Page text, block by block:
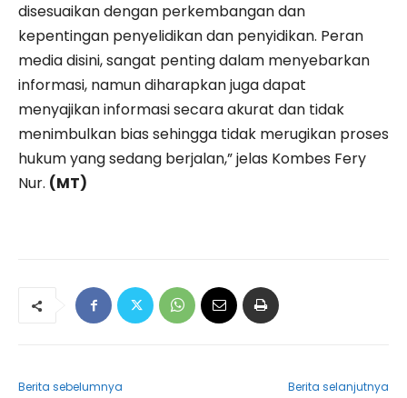
disesuaikan dengan perkembangan dan
kepentingan penyelidikan dan penyidikan. Peran
media disini, sangat penting dalam menyebarkan
informasi, namun diharapkan juga dapat
menyajikan informasi secara akurat dan tidak
menimbulkan bias sehingga tidak merugikan proses
hukum yang sedang berjalan,” jelas Kombes Fery
Nur. (MT)
Berita sebelumnya Berita selanjutnya